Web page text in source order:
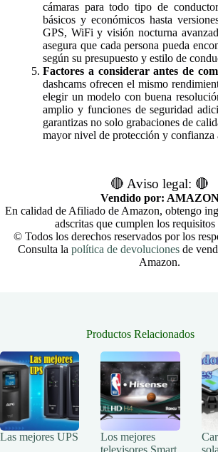
cámaras para todo tipo de
básicos y económicos hasta
GPS, WiFi y visión nocturna
asegura que cada persona pueda
según su presupuesto y estilo de
Factores a considerar antes de
dashcams ofrecen el mismo
elegir un modelo con buena
amplio y funciones de seguridad
garantizas no solo grabaciones de
mayor nivel de protección y confianza
🔴 Aviso legal: 🔴
Vendido por:
En calidad de Afiliado de Amazon, obtengo
adscritas que cumplen los requisitos
© Todos los derechos reservados por los
Consulta la política de devoluciones de
Amazon.
Productos Relacionados
Las mejores UPS
Los mejores